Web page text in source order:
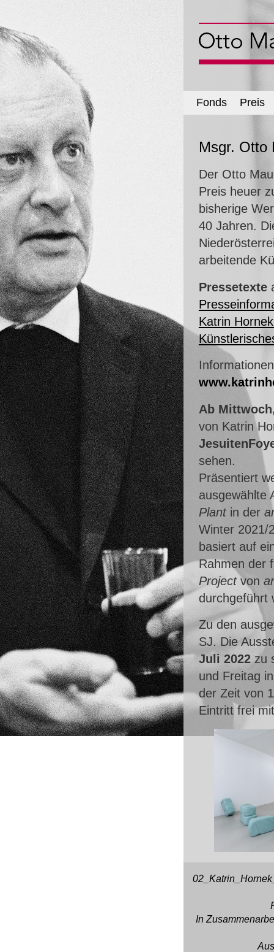
Fonds Preis
Msgr. Otto
Der Otto
Preis heuer
bisherige
40 Jahren.
arbeitende
Pressetexte
Katrin
Ab
von Katrin
sehen.
Präsentiert
ausgewählte
Plantin der
Winter 2021/
basiert auf
Rahmen der
Projectvon
durchgeführt
Zu den
SJ. Die
Juli 2022zu
und Freitag
der Zeit von
Eintritt frei
In